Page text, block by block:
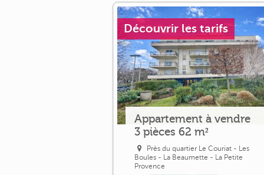
Découvrir les tarifs
Appartement à vendre
3 pièces 62 m²
Près du quartier Le Couriat - Les
Boules - La Beaumette - La Petite
Provence